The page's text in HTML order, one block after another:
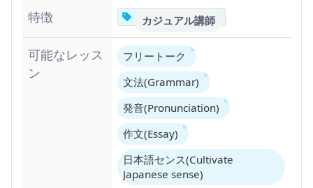
特徴
カジュアル講師
可能なレッス
ン
フリートーク
文法(Grammar)
発音(Pronunciation)
作文(Essay)
日本語センス(Cultivate
Japanese sense)